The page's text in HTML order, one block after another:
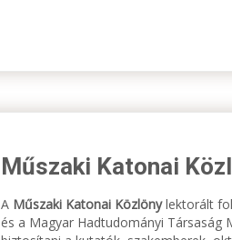
Műszaki Katonai
A Műszaki Katonai Közlönylektorált
és a Magyar Hadtudományi Társaság